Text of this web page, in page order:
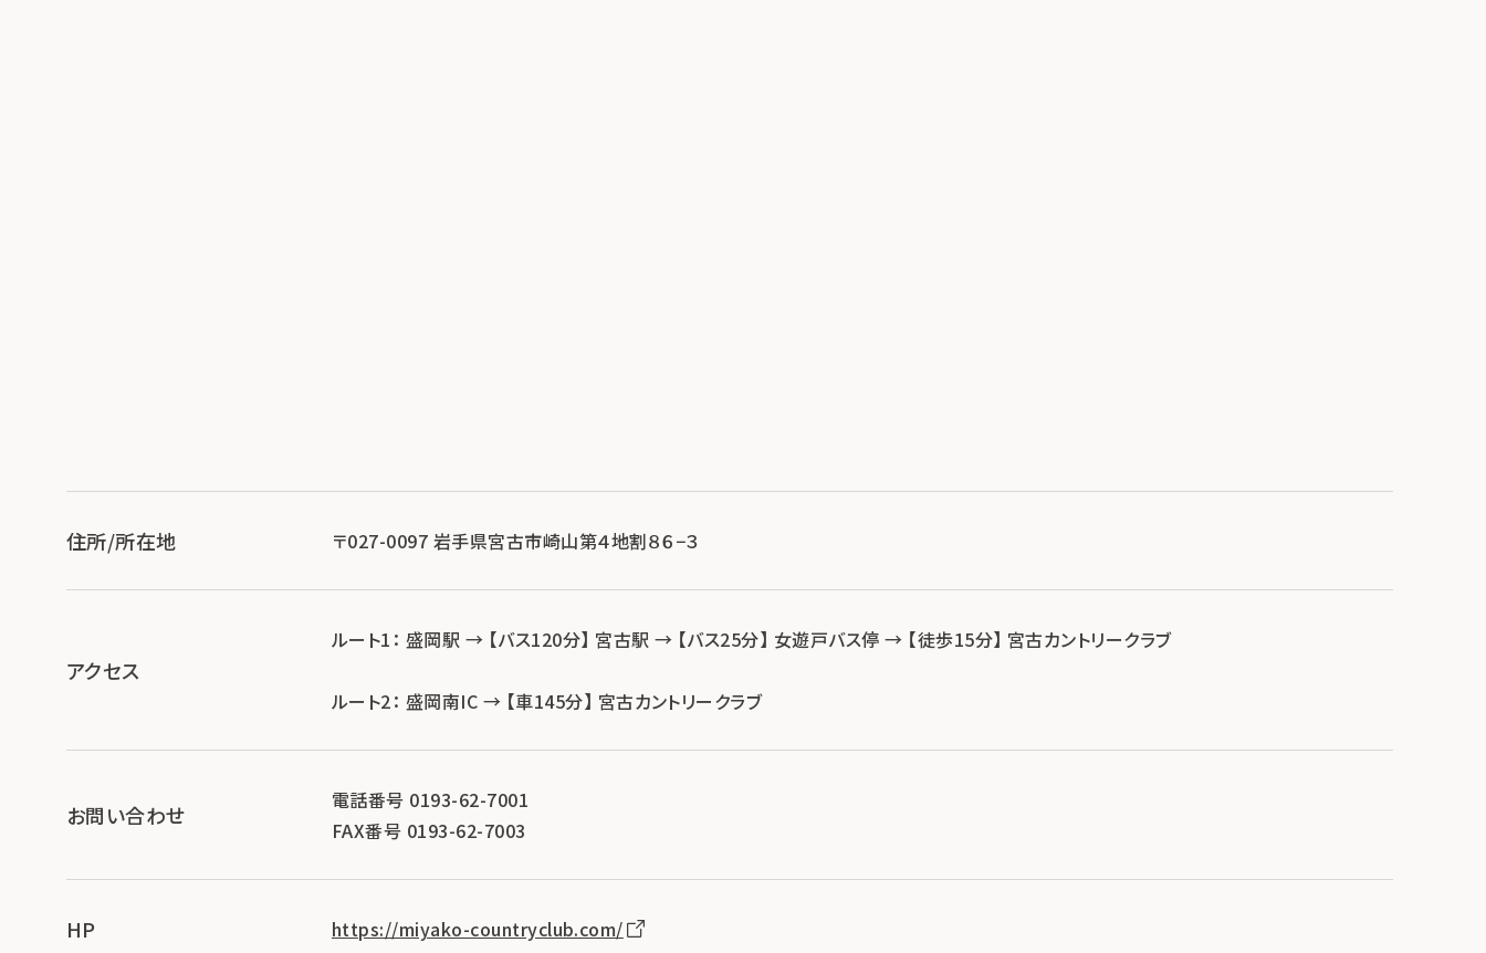
住所/所在地 〒027-0097 岩手県宮古市崎山第４地割８６−３
アクセス
ルート1： 盛岡駅 → 【バス120分】 宮古駅 → 【バス25分】 女遊戸バス停 → 【徒歩15分】 宮古カントリークラブ
ルート2： 盛岡南IC → 【車145分】 宮古カントリークラブ
お問い合わせ
電話番号 0193-62-7001
FAX番号 0193-62-7003
HP https://miyako-countryclub.com/